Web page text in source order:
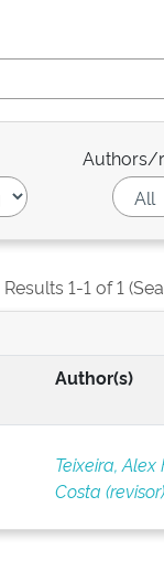
Authors/
Results 1-1 of 1
Author(s)
Teixeira, Alex
Costa (revisor)